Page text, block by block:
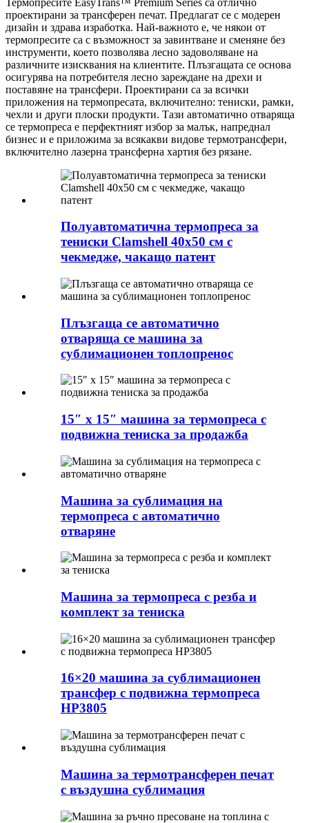
проектирани за трансферен печат. Предлагат се с модерен
дизайн и здрава изработка. Най-важното е, че някои от
термопресите са с възможност за завинтване и сменяне без
инструменти, което позволява лесно задоволяване на
различните изисквания на клиентите. Плъзгащата се основа
осигурява на потребителя лесно зареждане на дрехи и
поставяне на трансфери. Проектирани са за всички
приложения на термопресата, включително: тениски, рамки,
чехли и други плоски продукти. Тази автоматично отваряща
се термопреса е перфектният избор за малък, напреднал
бизнес и е приложима за всякакви видове термотрансфери,
включително лазерна трансферна хартия без рязане.
Полуавтоматична термопреса за
тениски Clamshell 40x50 см с
чекмедже, чакащо патент
Плъзгаща се автоматично
отваряща се машина за
сублимационен топлопренос
15″ x 15″ машина за термопреса с
подвижна тениска за продажба
Машина за сублимация на
термопреса с автоматично
отваряне
Машина за термопреса с резба и
комплект за тениска
16×20 машина за сублимационен
трансфер с подвижна термопреса
HP3805
Машина за термотрансферен печат
с въздушна сублимация